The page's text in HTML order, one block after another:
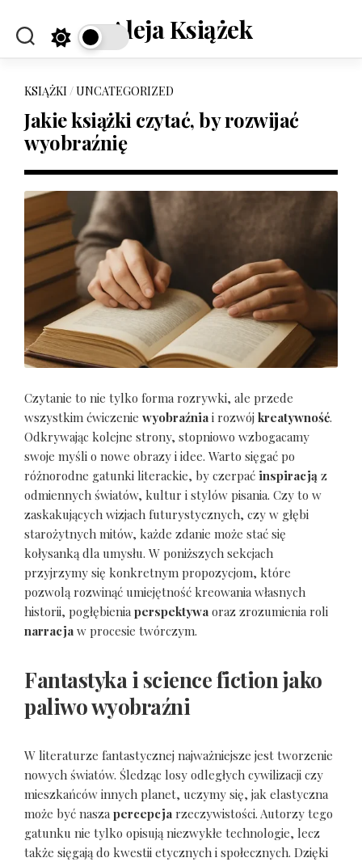
content
Aleja Książek
KSIĄŻKI /UNCATEGORIZED
Jakie książki czytać, by rozwijać
wyobraźnię
Czytanie to nie tylko forma rozrywki, ale przede
wszystkim ćwiczenie wyobraźnia i rozwój kreatywność.
Odkrywając kolejne strony, stopniowo wzbogacamy
swoje myśli o nowe obrazy i idee. Warto sięgać po
różnorodne gatunki literackie, by czerpać inspiracją z
odmiennych światów, kultur i stylów pisania. Czy to w
zaskakujących wizjach futurystycznych, czy w głębi
starożytnych mitów, każde zdanie może stać się
kołysanką dla umysłu. W poniższych sekcjach
przyjrzymy się konkretnym propozycjom, które
pozwolą rozwinąć umiejętność kreowania własnych
historii, pogłębienia perspektywa oraz zrozumienia roli
narracja w procesie twórczym.
Fantastyka i science fiction jako
paliwo wyobraźni
W literaturze fantastycznej najważniejsze jest tworzenie
nowych światów. Śledząc losy odległych cywilizacji czy
mieszkańców innych planet, uczymy się, jak elastyczna
może być nasza percepcja rzeczywistości. Autorzy tego
gatunku nie tylko opisują niezwykłe technologie, lecz
także sięgają do kwestii etycznych i społecznych. Dzięki